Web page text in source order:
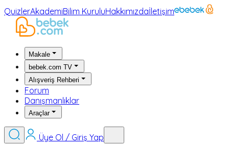
QuizlerAkademiBilim KuruluHakkımızdaİletişim
Makale
bebek.com TV
Alışveriş Rehberi
Forum
Danışmanlıklar
Araçlar
Üye Ol / Giriş Yap